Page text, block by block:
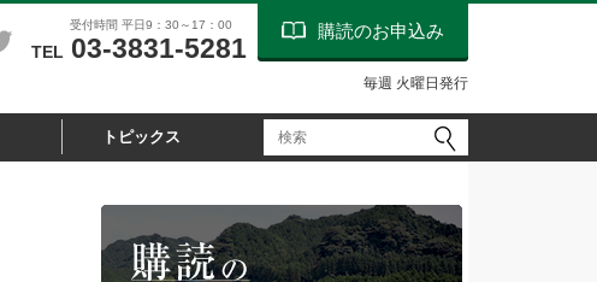
受付時間 平日9：30～17：00
TEL 03-3831-5281
購読のお申込み
毎週 火曜日発行
トピックス